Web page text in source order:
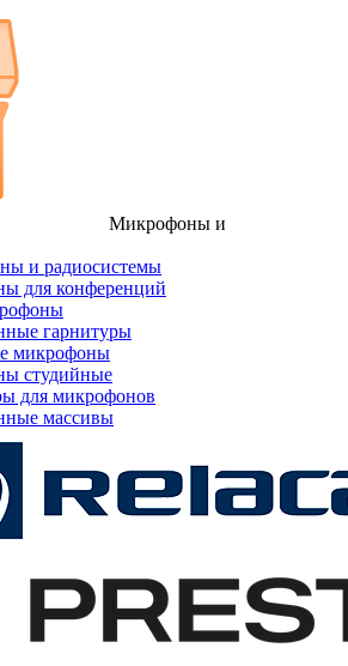
Микрофоны и
и радиосистемы
для конференций
гарнитуры
микрофоны
студийные
для микрофонов
массивы